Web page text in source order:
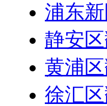
浦东
静安
黄浦
徐汇